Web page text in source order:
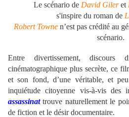
Le scénario de David Gileret
s'inspire du roman de
Robert Townen’est pas crédité au
scénario.
Entre divertissement, discours
cinématographique plus secrète, ce
et son fond, d’une véritable, et
inquiétude citoyenne vis-à-vis des
assassinattrouve naturellement le
de fiction et le désir documentaire.